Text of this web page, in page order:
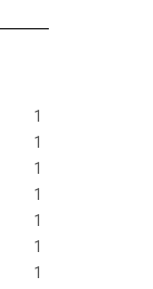
1
1
1
1
1
1
1